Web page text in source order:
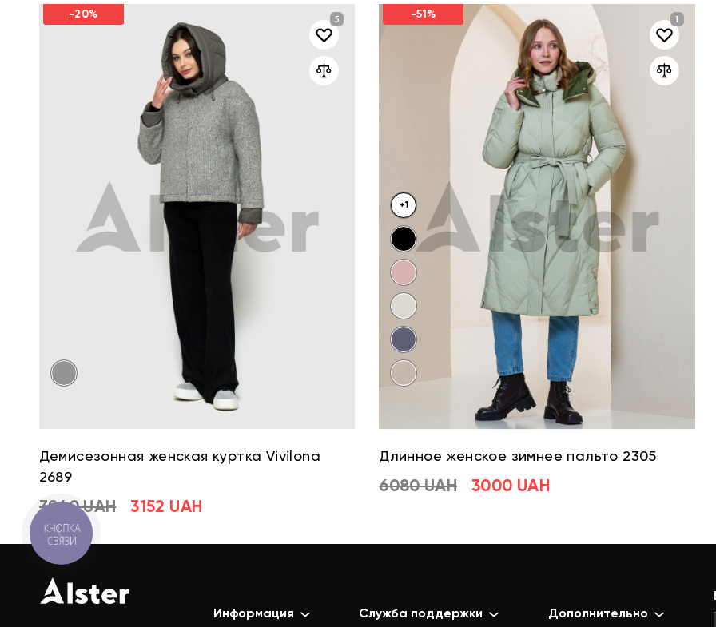
-20%
Демисезонная женская куртка Vivilona
2689
3940 UAH 3152 UAH
-51%
+1
Длинное женское зимнее пальто 2305
6080 UAH 3000 UAH
Информация Служба поддержки Дополнительно
КНОПКА
СВЯЗИ